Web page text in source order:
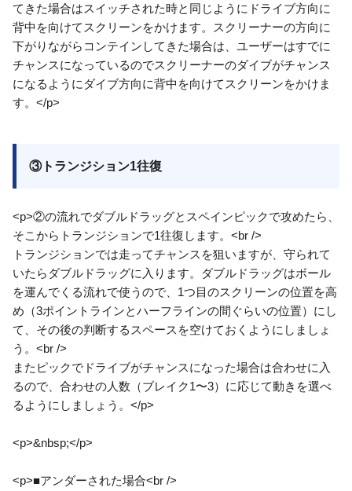
てきた場合はスイッチされた時と同じようにドライブ方向に
背中を向けてスクリーンをかけます。スクリーナーの方向に
下がりながらコンテインしてきた場合は、ユーザーはすでに
チャンスになっているのでスクリーナーのダイブがチャンス
になるようにダイブ方向に背中を向けてスクリーンをかけま
す。</p>
③トランジション1往復
<p>②の流れでダブルドラッグとスペインピックで攻めたら、
そこからトランジションで1往復します。<br />
トランジションでは走ってチャンスを狙いますが、守られて
いたらダブルドラッグに入ります。ダブルドラッグはボール
を運んでくる流れで使うので、1つ目のスクリーンの位置を高
め（3ポイントラインとハーフラインの間ぐらいの位置）にし
て、その後の判断するスペースを空けておくようにしましょ
う。<br />
またピックでドライブがチャンスになった場合は合わせに入
るので、合わせの人数（ブレイク1〜3）に応じて動きを選べ
るようにしましょう。</p>
<p>&nbsp;</p>
<p>■アンダーされた場合<br />